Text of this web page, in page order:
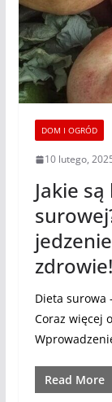
DOM I OGRÓD
10 lutego,
Jakie
zdrowie!
Dieta surowa
Coraz więcej
Read More